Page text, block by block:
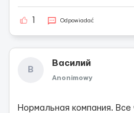
Odpowiadać
В
Василий
Anonimowy
Нормальная компания. Все